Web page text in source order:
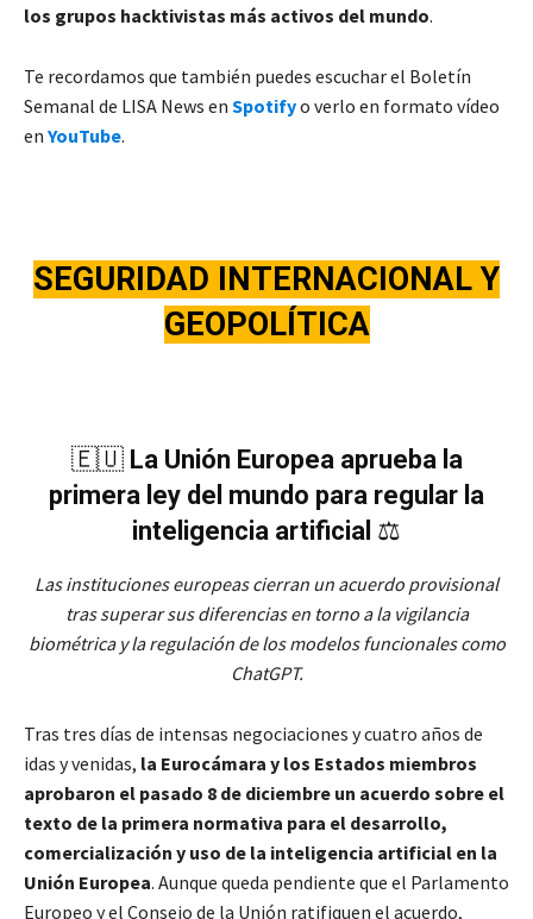
los grupos hacktivistas más activos del mundo.
Te recordamos que también puedes escuchar el Boletín
Semanal de LISA News en Spotifyo verlo en formato vídeo
en YouTube.
SEGURIDAD INTERNACIONAL Y
GEOPOLÍTICA
🇪🇺 La Unión Europea aprueba la
primera ley del mundo para regular la
inteligencia artificial ⚖️
Las instituciones europeas cierran un acuerdo provisional
tras superar sus diferencias en torno a la vigilancia
biométrica y la regulación de los modelos funcionales como
ChatGPT.
Tras tres días de intensas negociaciones y cuatro años de
idas y venidas, la Eurocámara y los Estados miembros
aprobaron el pasado 8 de diciembre un acuerdo sobre el
texto de la primera normativa para el desarrollo,
comercialización y uso de la inteligencia artificial en la
Unión Europea. Aunque queda pendiente que el Parlamento
Europeo y el Consejo de la Unión ratifiquen el acuerdo,